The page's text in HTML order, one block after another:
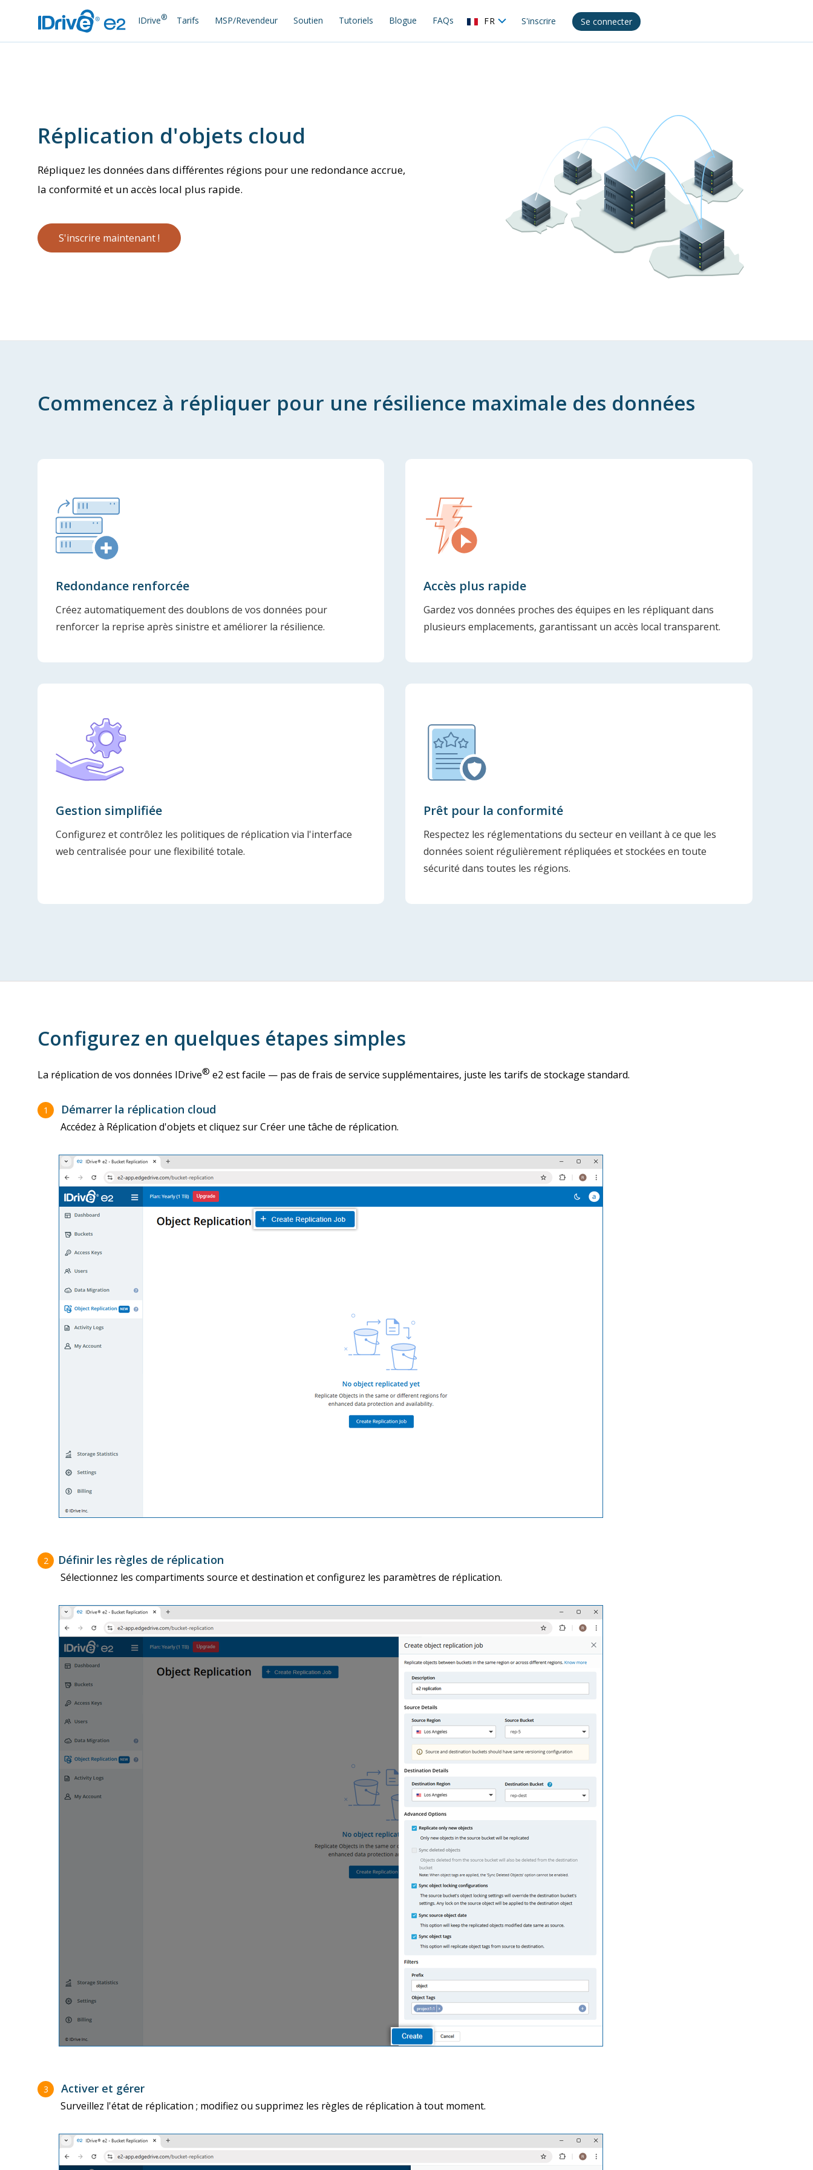
IDrive® Tarifs MSP/Revendeur Soutien Tutoriels Blogue FAQs FR S'inscrire Se connecter
Réplication d'objets cloud
Répliquez les données dans différentes régions pour une redondance accrue,
la conformité et un accès local plus rapide.
S'inscrire maintenant !
Commencez à répliquer pour une résilience maximale des données
Redondance renforcée
Créez automatiquement des doublons de vos données pour
renforcer la reprise après sinistre et améliorer la résilience.
Accès plus rapide
Gardez vos données proches des équipes en les répliquant dans
plusieurs emplacements, garantissant un accès local transparent.
Gestion simplifiée
Configurez et contrôlez les politiques de réplication via l'interface
web centralisée pour une flexibilité totale.
Prêt pour la conformité
Respectez les réglementations du secteur en veillant à ce que les
données soient régulièrement répliquées et stockées en toute
sécurité dans toutes les régions.
Configurez en quelques étapes simples
La réplication de vos données IDrive® e2 est facile — pas de frais de service supplémentaires, juste les tarifs de stockage standard.
1 Démarrer la réplication cloud
Accédez à Réplication d'objets et cliquez sur Créer une tâche de réplication.
2 Définir les règles de réplication
Sélectionnez les compartiments source et destination et configurez les paramètres de réplication.
3 Activer et gérer
Surveillez l'état de réplication ; modifiez ou supprimez les règles de réplication à tout moment.